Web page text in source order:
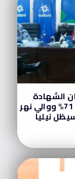
الشهادة
الابتدائية ونسبة النجاح تفوق نسبة 71% ووالي نهر
نيليا